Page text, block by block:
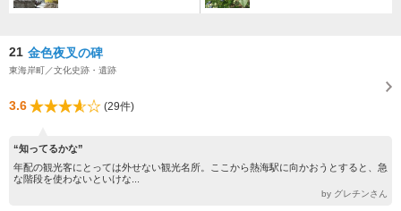
21 金色夜叉の碑
東海岸町／文化史跡・遺跡
3.6 (29件)
“知ってるかな”
年配の観光客にとっては外せない観光名所。ここから熱海駅に向かおうとすると、急
な階段を使わないといけな...
by グレチンさん